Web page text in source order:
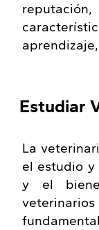
Estudiar
La
el estudio
y el